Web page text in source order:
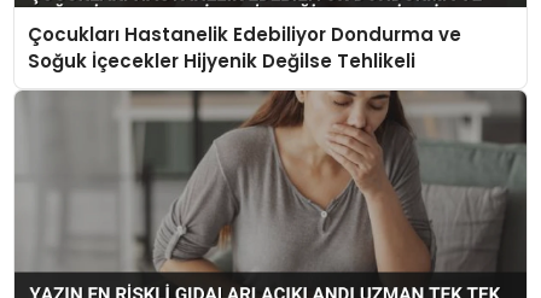
Çocukları Hastanelik Edebiliyor Dondurma ve
Soğuk İçecekler Hijyenik Değilse Tehlikeli